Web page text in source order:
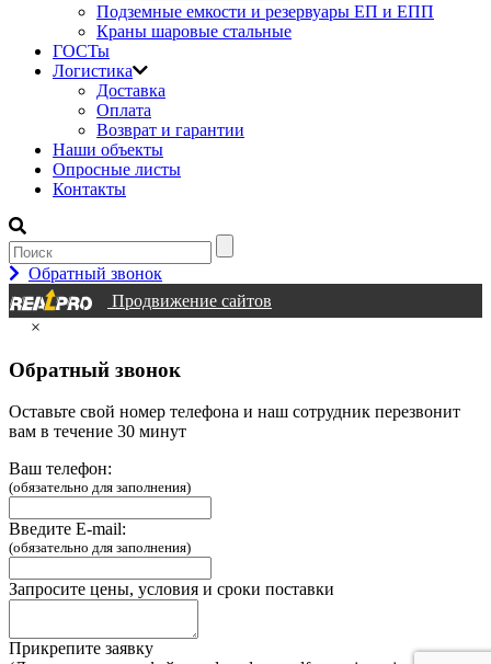
Подземные емкости и резервуары ЕП и ЕПП
Краны шаровые стальные
ГОСТы
Логистика
Доставка
Оплата
Возврат и гарантии
Наши объекты
Опросные листы
Контакты
Обратный звонок
Продвижение сайтов
×
Обратный звонок
Оставьте свой номер телефона и наш сотрудник перезвонит
вам в течение 30 минут
Ваш телефон:
(обязательно для заполнения)
Введите E-mail:
(обязательно для заполнения)
Запросите цены, условия и сроки поставки
Прикрепите заявку